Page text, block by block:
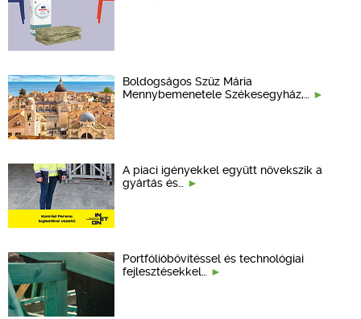
Boldogságos Szűz Mária
Mennybemenetele Székesegyház,…
A piaci igényekkel együtt növekszik a
gyártás és…
Portfólióbővítéssel és technológiai
fejlesztésekkel…